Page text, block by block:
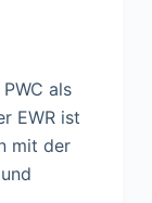
als
EWR ist
mit der